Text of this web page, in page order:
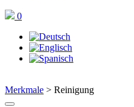
0
Merkmale > Reinigung